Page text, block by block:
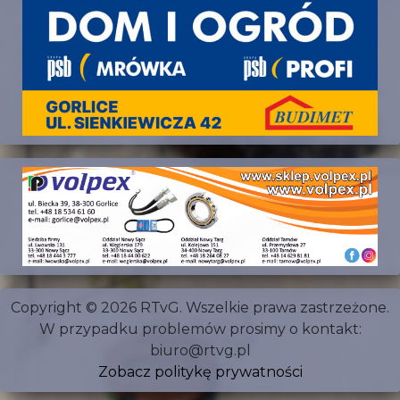
Copyright © 2026 RTvG. Wszelkie prawa zastrzeżone.
W przypadku problemów prosimy o kontakt:
biuro@rtvg.pl
Zobacz politykę prywatności